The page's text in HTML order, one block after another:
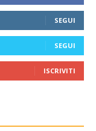
SEGUI
SEGUI
ISCRIVITI